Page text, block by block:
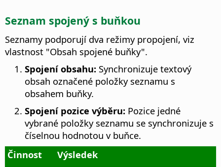
Seznam spojený s buňkou
Seznamy podporují dva režimy propojení, viz
vlastnost "Obsah spojené buňky".
Spojení obsahu: Synchronizuje textový
obsah označené položky seznamu s
obsahem buňky.
Spojení pozice výběru: Pozice jedné
vybrané položky seznamu se synchronizuje s
číselnou hodnotou v buňce.
Činnost
Výsledek